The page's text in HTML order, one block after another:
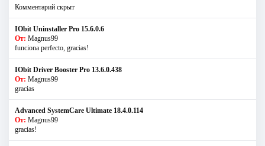
Комментарий скрыт
IObit Uninstaller Pro 15.6.0.6
От: Magnus99
funciona perfecto, gracias!
IObit Driver Booster Pro 13.6.0.438
От: Magnus99
gracias
Advanced SystemCare Ultimate 18.4.0.114
От: Magnus99
gracias!